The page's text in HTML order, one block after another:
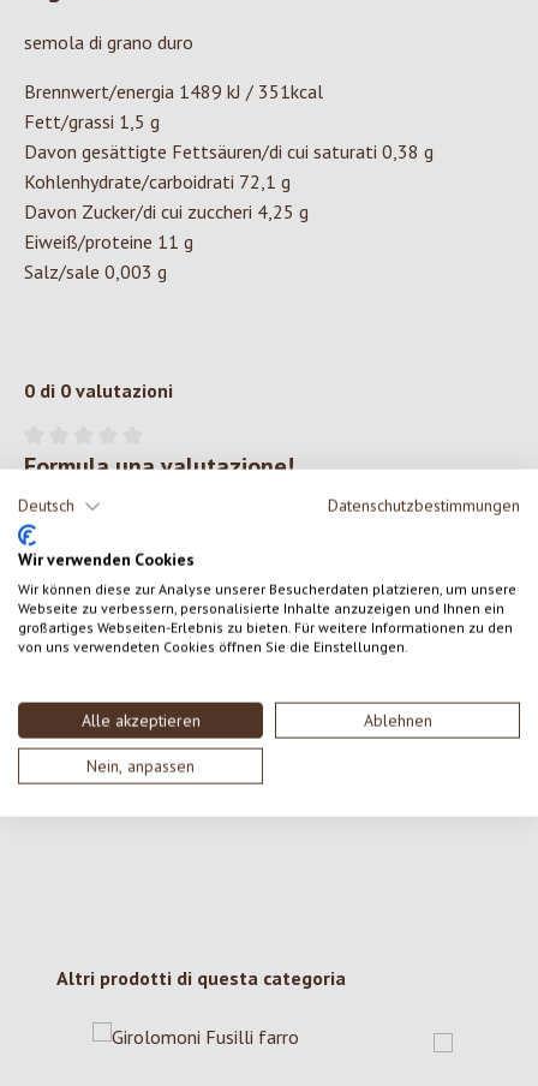
Deutsch Datenschutzbestimmungen
Wir verwenden Cookies
Wir können diese zur Analyse unserer Besucherdaten platzieren, um unsere
Webseite zu verbessern, personalisierte Inhalte anzuzeigen und Ihnen ein
großartiges Webseiten-Erlebnis zu bieten. Für weitere Informationen zu den
von uns verwendeten Cookies öffnen Sie die Einstellungen.
Alle akzeptieren Ablehnen
Nein, anpassen
semola di grano duro
Brennwert/energia 1489 kJ / 351kcal
Fett/grassi 1,5 g
Davon gesättigte Fettsäuren/di cui saturati 0,38 g
Kohlenhydrate/carboidrati 72,1 g
Davon Zucker/di cui zuccheri 4,25 g
Eiweiß/proteine 11 g
Salz/sale 0,003 g
0 di 0 valutazioni
Valutazione media di 0 su 5 stelle
Formula una valutazione!
Condividi le tue esperienze con il prodotto con altri clienti.
SCRIVERE UNA RECENSIONE
Visualizza le valutazioni solo nella lingua corrente.
Nessuna recensione trovata Condividi le tue opinioni
con gli altri.
Salta la galleria dei prodotti
Altri prodotti di questa categoria